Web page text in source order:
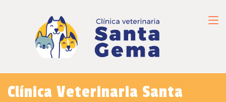
Clínica Veterinaria Santa